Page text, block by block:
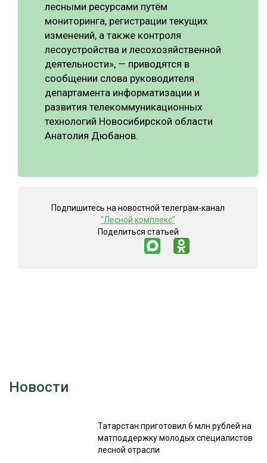
лесными ресурсами путём
мониторинга, регистрации текущих
изменений, а также контроля
лесоустройства и лесохозяйственной
деятельности», — приводятся в
сообщении слова руководителя
департамента информатизации и
развития телекоммуникационных
технологий Новосибирской области
Анатолия Дюбанов.
Подпишитесь на новостной телеграм-канал
"Лесной комплекс"
Поделиться статьей
Новости
Татарстан приготовил 6 млн рублей на
матподдержку молодых специалистов
лесной отрасли